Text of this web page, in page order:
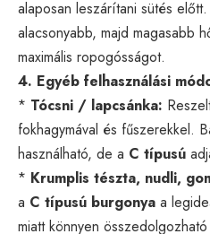
alaposan leszárítani sütés
alacsonyabb, majd magasabb
maximális ropogósságot.
4. Egyéb felhasználási
* Tócsni / lapcsánka:
fokhagymával és fűszerekkel.
használható, de a C típusú
* Krumplis tészta, nudli,
a C típusú burgonya a
miatt könnyen